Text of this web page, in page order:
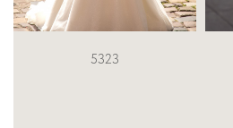
S-653-Olga